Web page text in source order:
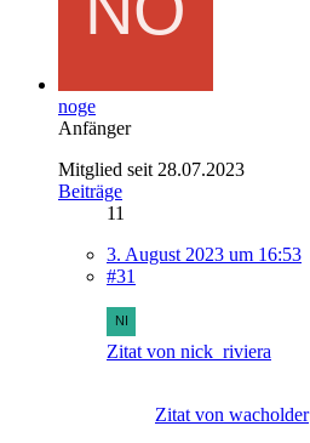
noge
Anfänger
Mitglied seit 28.07.2023
Beiträge
11
3. August 2023 um 16:53
#31
Zitat von nick_riviera
Zitat von wacholder